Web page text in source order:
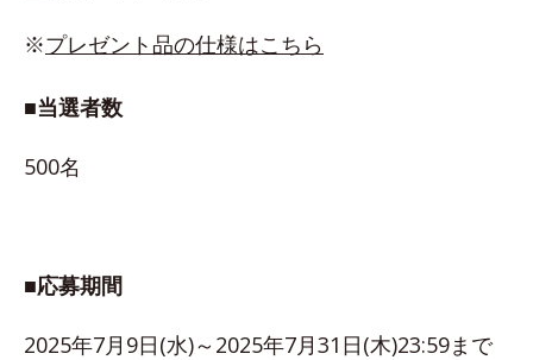
※プレゼント品の仕様はこちら
■当選者数
500名
■応募期間
2025年7月9日(水)～2025年7月31日(木)23:59まで